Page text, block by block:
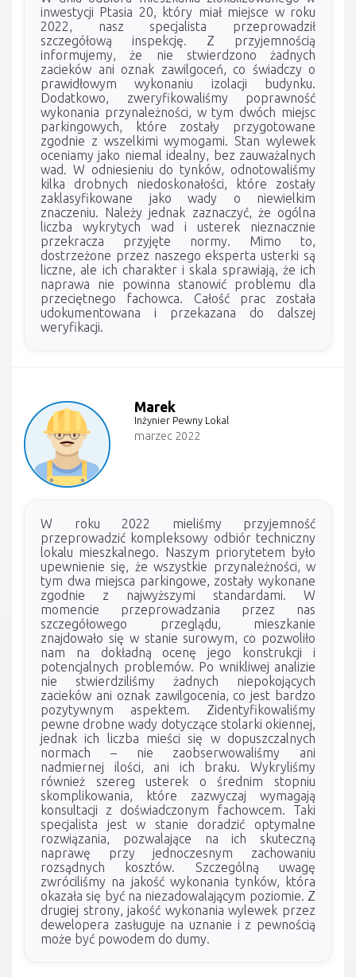
inwestycji Ptasia 20, który miał miejsce w roku
2022, nasz specjalista przeprowadził
szczegółową inspekcję. Z przyjemnością
informujemy, że nie stwierdzono żadnych
zacieków ani oznak zawilgoceń, co świadczy o
prawidłowym wykonaniu izolacji budynku.
Dodatkowo, zweryfikowaliśmy poprawność
wykonania przynależności, w tym dwóch miejsc
parkingowych, które zostały przygotowane
zgodnie z wszelkimi wymogami. Stan wylewek
oceniamy jako niemal idealny, bez zauważalnych
wad. W odniesieniu do tynków, odnotowaliśmy
kilka drobnych niedoskonałości, które zostały
zaklasyfikowane jako wady o niewielkim
znaczeniu. Należy jednak zaznaczyć, że ogólna
liczba wykrytych wad i usterek nieznacznie
przekracza przyjęte normy. Mimo to,
dostrzeżone przez naszego eksperta usterki są
liczne, ale ich charakter i skala sprawiają, że ich
naprawa nie powinna stanowić problemu dla
przeciętnego fachowca. Całość prac została
udokumentowana i przekazana do dalszej
weryfikacji.
Marek
Inżynier Pewny Lokal
marzec 2022
W roku 2022 mieliśmy przyjemność
przeprowadzić kompleksowy odbiór techniczny
lokalu mieszkalnego. Naszym priorytetem było
upewnienie się, że wszystkie przynależności, w
tym dwa miejsca parkingowe, zostały wykonane
zgodnie z najwyższymi standardami. W
momencie przeprowadzania przez nas
szczegółowego przeglądu, mieszkanie
znajdowało się w stanie surowym, co pozwoliło
nam na dokładną ocenę jego konstrukcji i
potencjalnych problemów. Po wnikliwej analizie
nie stwierdziliśmy żadnych niepokojących
zacieków ani oznak zawilgocenia, co jest bardzo
pozytywnym aspektem. Zidentyfikowaliśmy
pewne drobne wady dotyczące stolarki okiennej,
jednak ich liczba mieści się w dopuszczalnych
normach – nie zaobserwowaliśmy ani
nadmiernej ilości, ani ich braku. Wykryliśmy
również szereg usterek o średnim stopniu
skomplikowania, które zazwyczaj wymagają
konsultacji z doświadczonym fachowcem. Taki
specjalista jest w stanie doradzić optymalne
rozwiązania, pozwalające na ich skuteczną
naprawę przy jednoczesnym zachowaniu
rozsądnych kosztów. Szczególną uwagę
zwróciliśmy na jakość wykonania tynków, która
okazała się być na niezadowalającym poziomie. Z
drugiej strony, jakość wykonania wylewek przez
dewelopera zasługuje na uznanie i z pewnością
może być powodem do dumy.